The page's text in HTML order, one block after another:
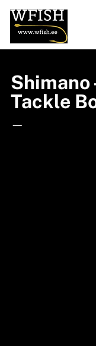
Shimano
Tackle
—